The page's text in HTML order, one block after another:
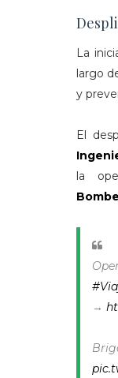
La
largo
y
El
la
→